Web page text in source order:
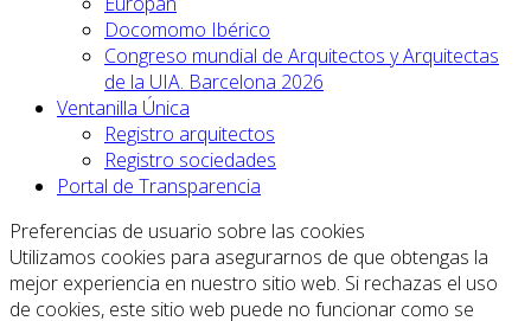
Docomomo Ibérico
Congreso mundial de Arquitectos y Arquitectas
de la UIA. Barcelona 2026
Ventanilla Única
Registro arquitectos
Registro sociedades
Portal de Transparencia
Preferencias de usuario sobre las cookies
Utilizamos cookies para asegurarnos de que obtengas la
mejor experiencia en nuestro sitio web. Si rechazas el uso
de cookies, este sitio web puede no funcionar como se